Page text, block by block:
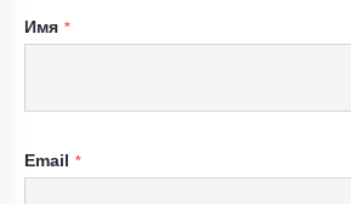
Имя
Email